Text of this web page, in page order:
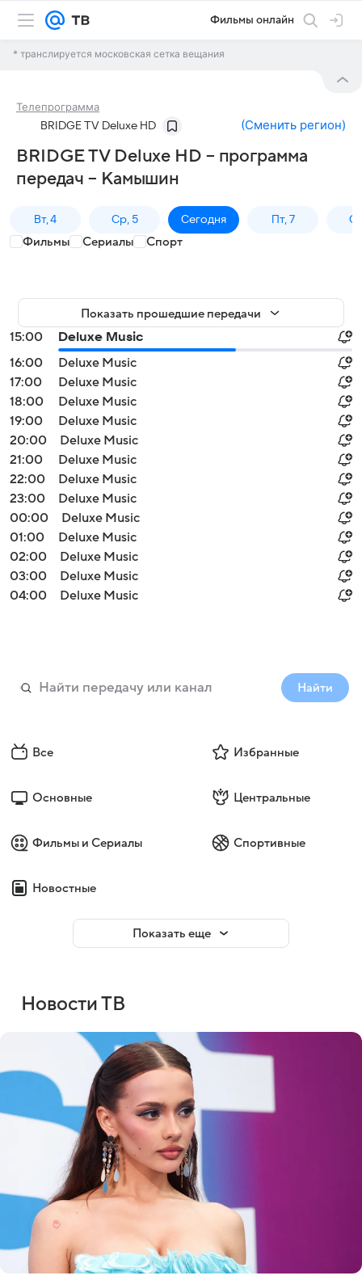
Фильмы онлайн
* транслируется московская сетка вещания
Телепрограмма
BRIDGE TV Deluxe HD (Сменить регион)
BRIDGE TV Deluxe HD – программа
передач – Камышин
Вт, 4 Ср, 5 Сегодня Пт, 7
Фильмы Сериалы Спорт
Показать прошедшие передачи
15:00
Deluxe Music
16:00
Deluxe Music
17:00
Deluxe Music
18:00
Deluxe Music
19:00
Deluxe Music
20:00
Deluxe Music
21:00
Deluxe Music
22:00
Deluxe Music
23:00
Deluxe Music
00:00
Deluxe Music
01:00
Deluxe Music
02:00
Deluxe Music
03:00
Deluxe Music
04:00
Deluxe Music
Найти
Все Избранные
Основные Центральные
Фильмы и Сериалы Спортивные
Новостные
Показать еще
Новости ТВ